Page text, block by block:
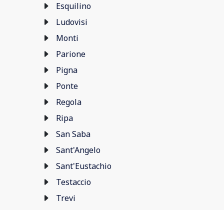
Esquilino
Ludovisi
Monti
Parione
Pigna
Ponte
Regola
Ripa
San Saba
Sant'Angelo
Sant'Eustachio
Testaccio
Trevi